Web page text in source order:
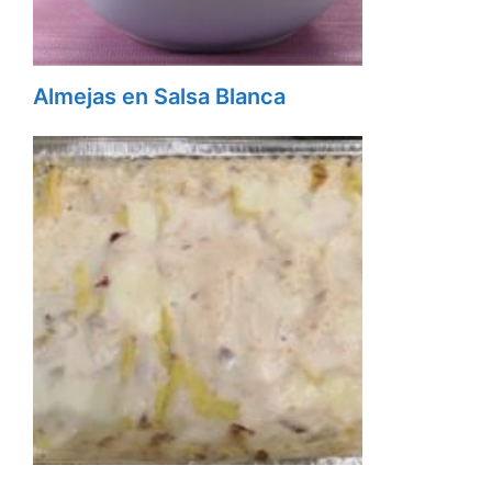
Almejas en Salsa Blanca